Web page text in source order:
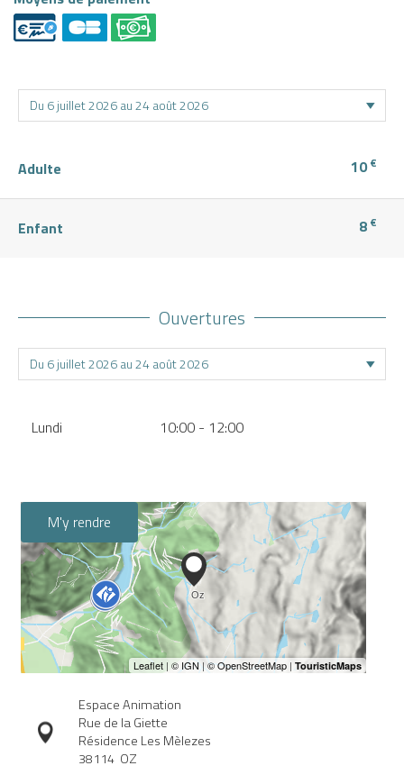
Adulte 10 €
Enfant 8 €
Ouvertures
Lundi 10:00 - 12:00
M'y rendre
Espace Animation
Rue de la Giette
Résidence Les Mèlezes
38114 OZ